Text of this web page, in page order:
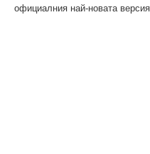
официалния най-новата